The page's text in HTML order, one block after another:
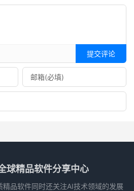
提交评论
球精品软件分享中心
品软件同时还关注AI技术领域的发展